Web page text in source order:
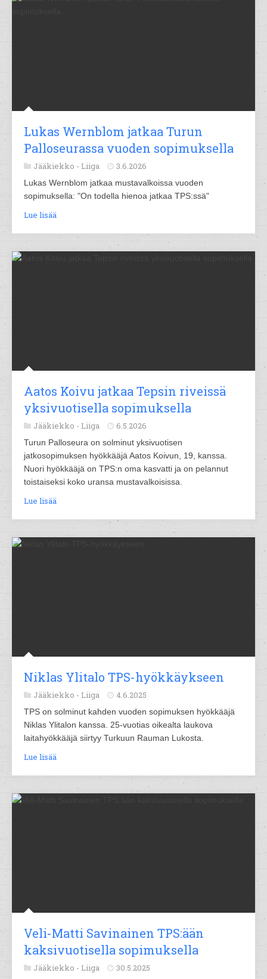
Lukas Wernblom jatkaa Turun
Palloseurassa vuoden sopimuksella
Jääkiekko - Liiga 3.6.2026
Lukas Wernblom jatkaa mustavalkoissa vuoden
sopimuksella: "On todella hienoa jatkaa TPS:ssä"
Lue lisää
Aatos Koivu jatkaa Tepsin riveissä
yksivuotisella sopimuksella
Jääkiekko - Liiga 6.5.2026
Turun Palloseura on solminut yksivuotisen
jatkosopimuksen hyökkääjä Aatos Koivun, 19, kanssa.
Nuori hyökkääjä on TPS:n oma kasvatti ja on pelannut
toistaiseksi koko uransa mustavalkoisissa.
Lue lisää
Niklas Ylitalo TPS-hyökkäykseen
Jääkiekko - Liiga 4.6.2025
TPS on solminut kahden vuoden sopimuksen hyökkääjä
Niklas Ylitalon kanssa. 25-vuotias oikealta laukova
laitahyökkääjä siirtyy Turkuun Rauman Lukosta.
Lue lisää
Veli-Matti Savinainen TPS:ään
kaksivuotisella sopimuksella
Jääkiekko - Liiga 30.5.2025